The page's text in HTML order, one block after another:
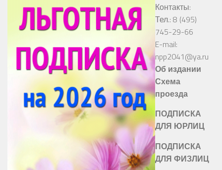
Контакты:
Тел.: 8 (495)
745-29-66
E-mail:
npp2041@ya.ru
Об издании
Схема
проезда
ПОДПИСКА
ДЛЯ ЮРЛИЦ
ПОДПИСКА
ДЛЯ ФИЗЛИЦ